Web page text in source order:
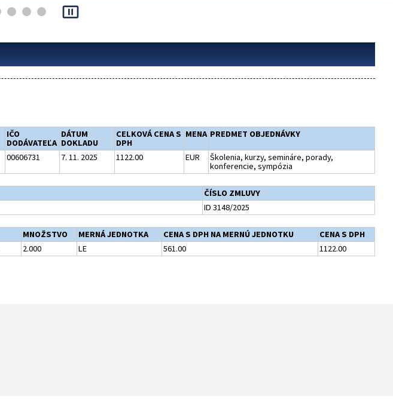
pause_presentation
IČO
DODÁVATEĽA
DÁTUM
DOKLADU
CELKOVÁ CENA S
DPH
MENA PREDMET OBJEDNÁVKY
00606731 7. 11. 2025 1122.00 EUR
Školenia, kurzy, semináre, porady,
konferencie, sympózia
ČÍSLO ZMLUVY
ID 3148/2025
MNOŽSTVO MERNÁ JEDNOTKA CENA S DPH NA MERNÚ JEDNOTKU
CENA S DPH
2.000 LE 561.00 1122.00